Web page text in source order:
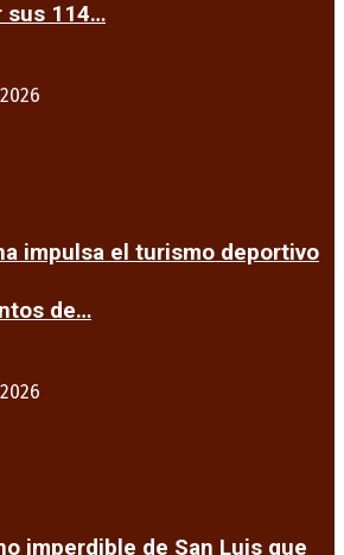
sus 114…
impulsa el turismo deportivo
de…
imperdible de San Luis que